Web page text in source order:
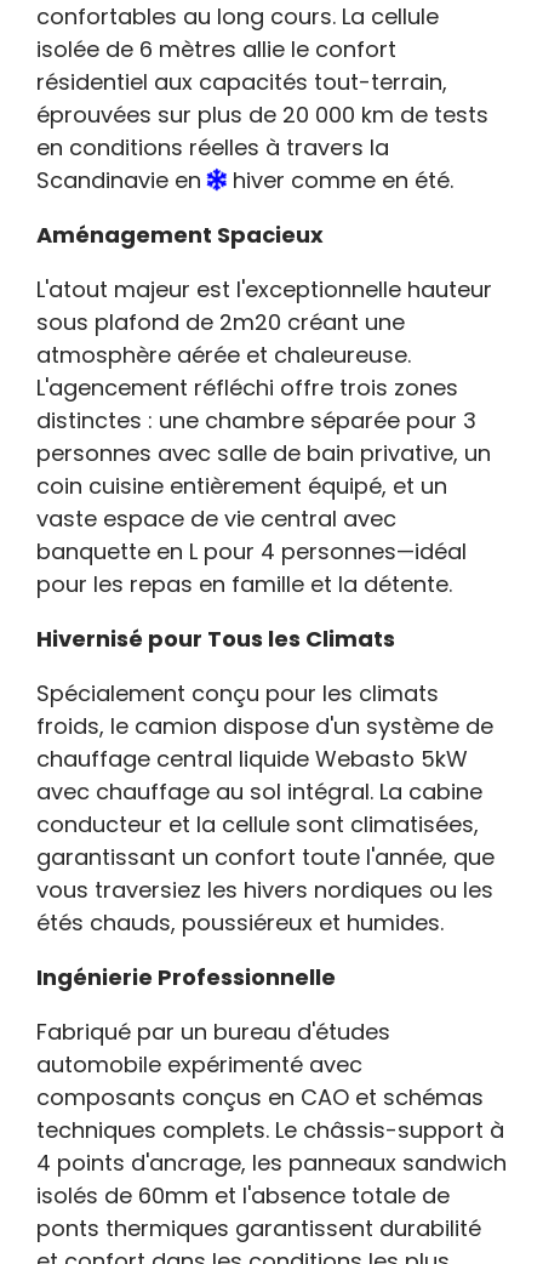
confortables au long cours. La cellule
isolée de 6 mètres allie le confort
résidentiel aux capacités tout-terrain,
éprouvées sur plus de 20 000 km de tests
en conditions réelles à travers la
Scandinavie en
hiver comme en été.
Aménagement Spacieux
L'atout majeur est l'exceptionnelle hauteur
sous plafond de 2m20 créant une
atmosphère aérée et chaleureuse.
L'agencement réfléchi offre trois zones
distinctes : une chambre séparée pour 3
personnes avec salle de bain privative, un
coin cuisine entièrement équipé, et un
vaste espace de vie central avec
banquette en L pour 4 personnes—idéal
pour les repas en famille et la détente.
Hivernisé pour Tous les Climats
Spécialement conçu pour les climats
froids, le camion dispose d'un système de
chauffage central liquide Webasto 5kW
avec chauffage au sol intégral. La cabine
conducteur et la cellule sont climatisées,
garantissant un confort toute l'année, que
vous traversiez les hivers nordiques ou les
étés chauds, poussiéreux et humides.
Ingénierie Professionnelle
Fabriqué par un bureau d'études
automobile expérimenté avec
composants conçus en CAO et schémas
techniques complets. Le châssis-support à
4 points d'ancrage, les panneaux sandwich
isolés de 60mm et l'absence totale de
ponts thermiques garantissent durabilité